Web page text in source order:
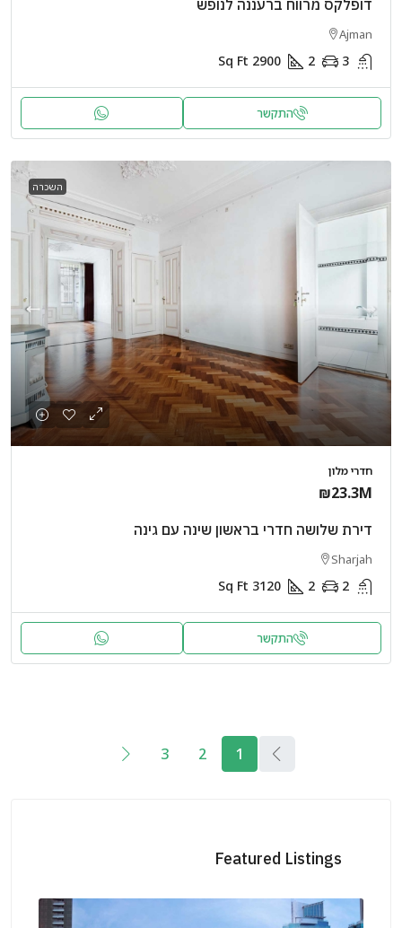
דופלקס מרווח ברעננה לנופש
Ajman
3
2
2900
Sq Ft
התקשר
השכרה
חדרי מלון
₪23.3M
דירת שלושה חדרי בראשון שינה עם גינה
Sharjah
2
2
3120
Sq Ft
התקשר
1
2
3
Featured Listings